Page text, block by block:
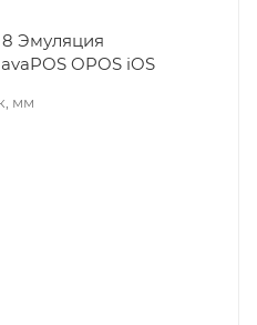
8 Эмуляция
OPOS iOS
мм